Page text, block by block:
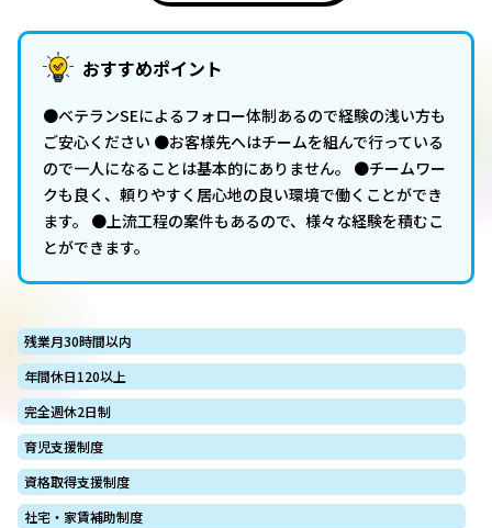
おすすめポイント
●ベテランSEによるフォロー体制あるので経験の浅い方も
ご安心ください ●お客様先へはチームを組んで行っている
ので一人になることは基本的にありません。 ●チームワー
クも良く、頼りやすく居心地の良い環境で働くことができ
ます。 ●上流工程の案件もあるので、様々な経験を積むこ
とができます。
残業月30時間以内
年間休日120以上
完全週休2日制
育児支援制度
資格取得支援制度
社宅・家賃補助制度